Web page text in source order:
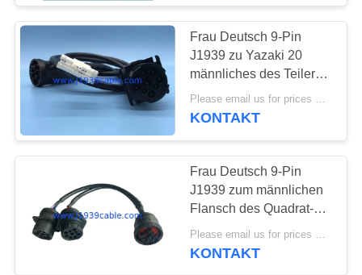
Adapter J1939
11
Verbindungsstück
Pin-J1939 9
13
Frau Deutsch 9-Pin
J1939 zu Yazaki 20
männliches des Teilers
Y Kabel Pin Females
und J1939
Please email us for prices MOQ:100 Stück
KONTAKT
Frau Deutsch 9-Pin
J1939 zum männlichen
Flansch des Quadrat-
J1939 u. zu verlegtem
J1939 männlichem
KONTAKT